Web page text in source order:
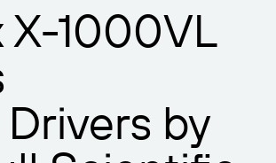
herunterladen
Pläne
Center
Vertrieb
X-1000VL
by